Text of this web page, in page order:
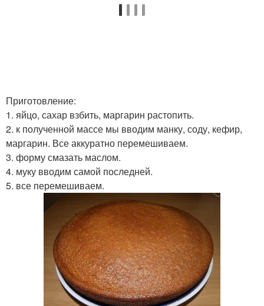
Приготовление:
1. яйцо, сахар взбить, маргарин растопить.
2. к полученной массе мы вводим манку, соду, кефир,
маргарин. Все аккуратно перемешиваем.
3. форму смазать маслом.
4. муку вводим самой последней.
5. все перемешиваем.